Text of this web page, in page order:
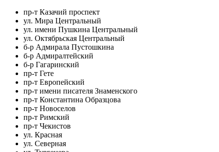
пр-т Казачий проспект
ул. Мира Центральный
ул. имени Пушкина Центральный
ул. Октябрьская Центральный
б-р Адмирала Пустошкина
б-р Адмиралтейский
б-р Гагаринский
пр-т Гете
пр-т Европейский
пр-т имени писателя Знаменского
пр-т Константина Образцова
пр-т Новоселов
пр-т Римский
пр-т Чекистов
ул. Красная
ул. Северная